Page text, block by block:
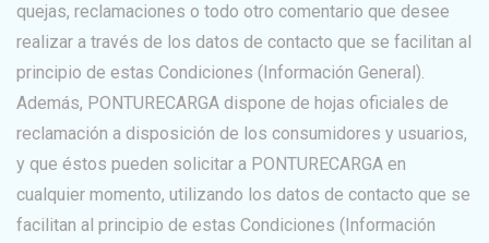
quejas, reclamaciones o todo otro comentario que desee
realizar a través de los datos de contacto que se facilitan al
principio de estas Condiciones (Información General).
Además, PONTURECARGA dispone de hojas oficiales de
reclamación a disposición de los consumidores y usuarios,
y que éstos pueden solicitar a PONTURECARGA en
cualquier momento, utilizando los datos de contacto que se
facilitan al principio de estas Condiciones (Información